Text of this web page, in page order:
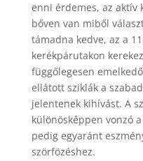
enni érdemes, az aktív
bőven van miből
támadna kedve, az a
kerékpárutakon
függőlegesen
ellátott sziklák a
jelentenek kihívást. A
különösképpen vonzó
pedig egyaránt
szörfözéshez.